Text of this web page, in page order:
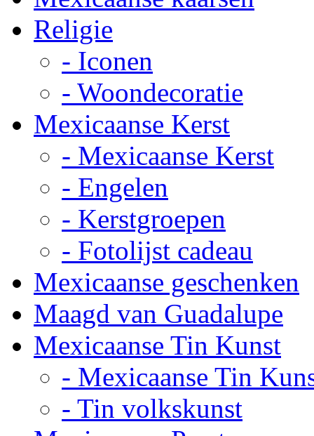
Religie
- Iconen
- Woondecoratie
Mexicaanse Kerst
- Mexicaanse Kerst
- Engelen
- Kerstgroepen
- Fotolijst cadeau
Mexicaanse geschenken
Maagd van Guadalupe
Mexicaanse Tin Kunst
- Mexicaanse Tin
- Tin volkskunst